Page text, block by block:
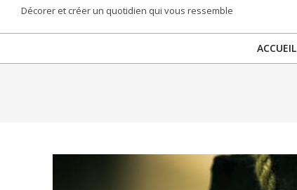
COCON
|
DÉCORATION
Décorer et créer un quotidien qui vous ressemble
ACCUEIL